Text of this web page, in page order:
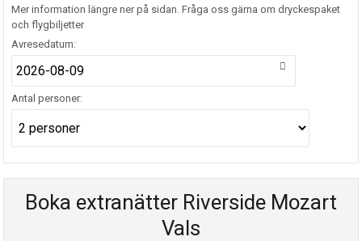
Mer information längre ner på sidan. Fråga oss gärna om dryckespaket
och flygbiljetter
Avresedatum:
Antal personer:
Boka extranätter Riverside Mozart
Vals